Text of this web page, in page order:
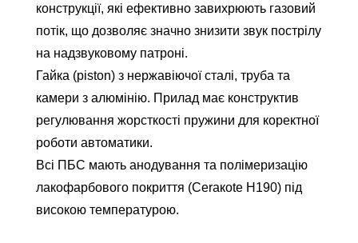
конструкції, які ефективно завихрюють газовий
потік, що дозволяє значно знизити звук пострілу
на надзвуковому патроні.
Гайка (piston) з нержавіючої сталі, труба та
камери з алюмінію. Прилад має конструктив
регулювання жорсткості пружини для коректної
роботи автоматики.
Всі ПБС мають анодування та полімеризацію
лакофарбового покриття (Ceraкote Н190) під
високою температурою.